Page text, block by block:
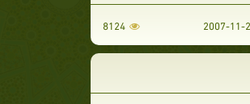
8124